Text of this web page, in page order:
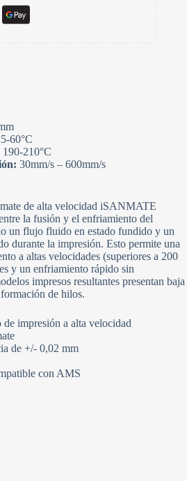
60°C
190-210°C
30mm/s – 600mm/s
de alta velocidad iSANMATE
la fusión y el enfriamiento del
un flujo fluido en estado fundido y un
durante la impresión. Esto permite una
a altas velocidades (superiores a 200
y un enfriamiento rápido sin
impresos resultantes presentan baja
de hilos.
impresión a alta velocidad
de +/- 0,02 mm
con AMS